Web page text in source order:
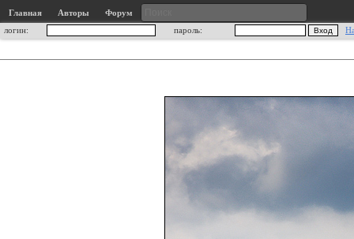
Главная Авторы
Форум
логин:
пароль: